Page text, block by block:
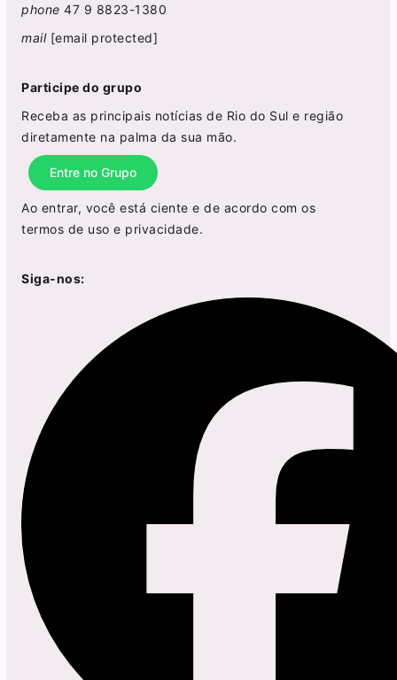
phone 47 9 8823-1380
mail [email protected]
Participe do grupo
Receba as principais notícias de Rio do Sul e região
diretamente na palma da sua mão.
Entre no Grupo
Ao entrar, você está ciente e de acordo com os
termos de uso e privacidade.
Siga-nos: